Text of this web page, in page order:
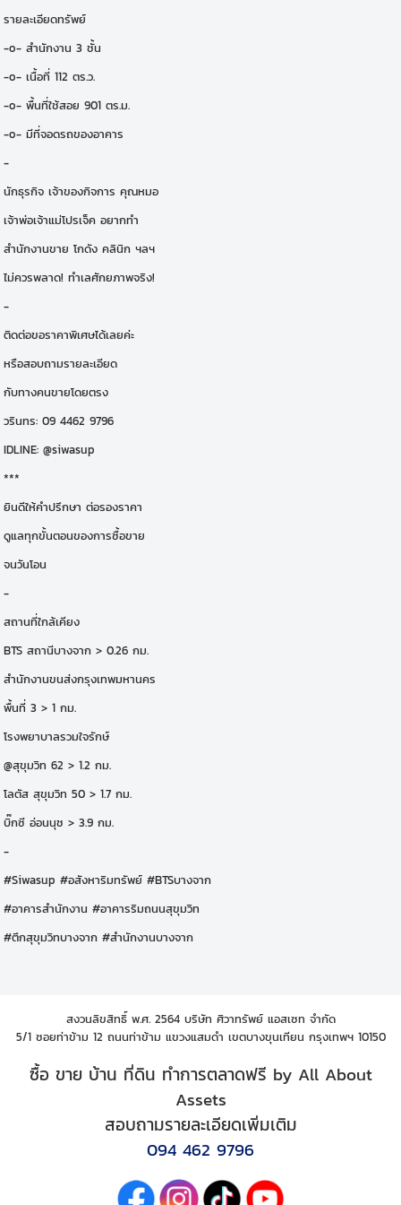
รายละเอียดทรัพย์
-o- สำนักงาน 3 ชั้น
-o- เนื้อที่ 112 ตร.ว.
-o- พื้นที่ใช้สอย 901 ตร.ม.
-o- มีที่จอดรถของอาคาร
-
นักธุรกิจ เจ้าของกิจการ คุณหมอ
เจ้าพ่อเจ้าแม่โปรเจ็ค อยากทำ
สำนักงานขาย โกดัง คลินิก ฯลฯ
ไม่ควรพลาด! ทำเลศักยภาพจริง!
-
ติดต่อขอราคาพิเศษได้เลยค่ะ
หรือสอบถามรายละเอียด
กับทางคนขายโดยตรง
วรินทร: 09 4462 9796
IDLINE: @siwasup
***
ยินดีให้คำปรึกษา ต่อรองราคา
ดูแลทุกขั้นตอนของการซื้อขาย
จนวันโอน
-
สถานที่ใกล้เคียง
BTS สถานีบางจาก > 0.26 กม.
สำนักงานขนส่งกรุงเทพมหานคร
พื้นที่ 3 > 1 กม.
โรงพยาบาลรวมใจรักษ์
@สุขุมวิท 62 > 1.2 กม.
โลตัส สุขุมวิท 50 > 1.7 กม.
บิ๊กซี อ่อนนุช > 3.9 กม.
-
#Siwasup #อสังหาริมทรัพย์ #BTSบางจาก
#อาคารสำนักงาน #อาคารริมถนนสุขุมวิท
#ตึกสุขุมวิทบางจาก #สำนักงานบางจาก
สงวนลิขสิทธิ์ พ.ศ. 2564 บริษัท ศิวาทรัพย์ แอสเซท จำกัด
5/1 ซอยท่าข้าม 12 ถนนท่าข้าม แขวงแสมดำ เขตบางขุนเทียน กรุงเทพฯ 10150
ซื้อ ขาย บ้าน ที่ดิน ทำการตลาดฟรี by All About
Assets
สอบถามรายละเอียดเพิ่มเติม
094 462 9796